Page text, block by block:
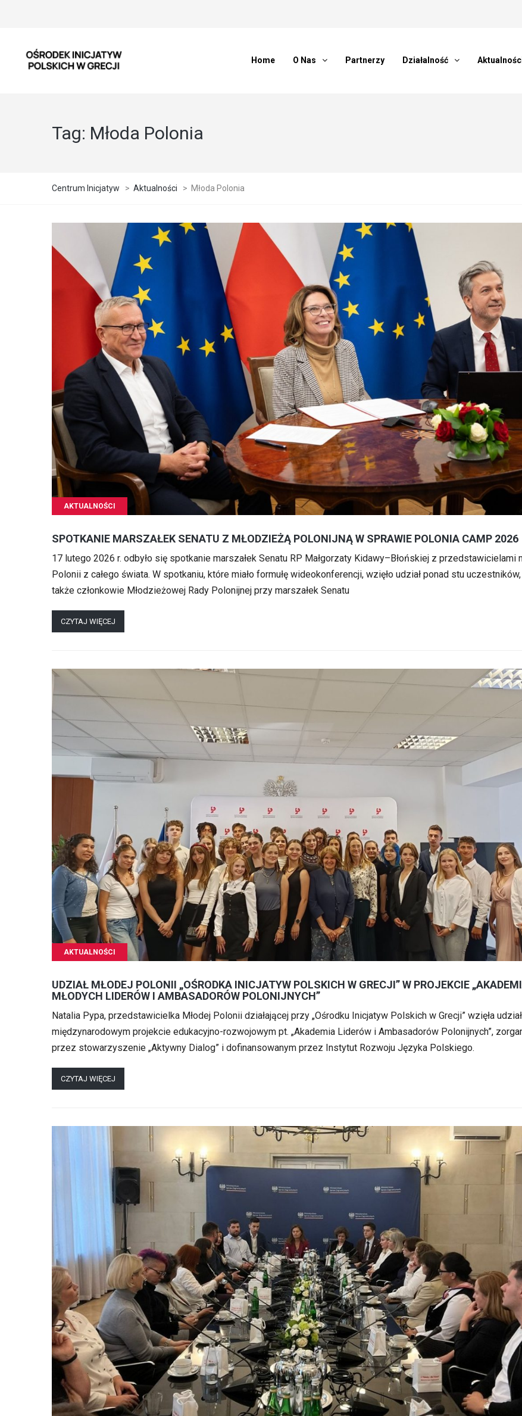
Home O Nas Partnerzy Działalność
Tag: Młoda Polonia
Centrum Inicjatyw > Aktualności > Młoda Polonia
AKTUALNOŚCI
SPOTKANIE MARSZAŁEK SENATU Z MŁODZIEŻĄ POLONIJNĄ W SPRAWIE POLONIA CAMP 2026
17 lutego 2026 r. odbyło się spotkanie marszałek Senatu RP Małgorzaty Kidawy–Błońskiej z przedstawicielami
Polonii z całego świata. W spotkaniu, które miało formułę wideokonferencji, wzięło udział ponad stu
także członkowie Młodzieżowej Rady Polonijnej przy marszałek Senatu
CZYTAJ WIĘCEJ
AKTUALNOŚCI
UDZIAŁ MŁODEJ POLONII „OŚRODKA INICJATYW POLSKICH W GRECJI” W PROJEKCIE
MŁODYCH LIDERÓW I AMBASADORÓW POLONIJNYCH”
Natalia Pypa, przedstawicielka Młodej Polonii działającej przy „Ośrodku Inicjatyw Polskich w Grecji” wzięła
międzynarodowym projekcie edukacyjno-rozwojowym pt. „Akademia Liderów i Ambasadorów Polonijnych”,
przez stowarzyszenie „Aktywny Dialog” i dofinansowanym przez Instytut Rozwoju Języka Polskiego.
CZYTAJ WIĘCEJ